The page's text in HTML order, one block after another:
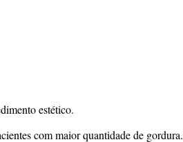
estético.
com maior quantidade de gordura.